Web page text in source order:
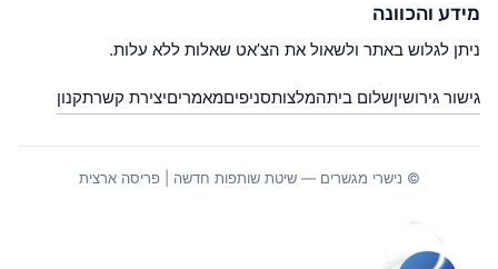
מידע והכוונה
ניתן לגלוש באתר ולשאול את הצ’אט שאלות ללא עלות.
גישור גירושיןשלום ביתהמלצותסניפיםמאמריםיצירת קשרתקנון
© נישרי מגשרים — שיטת שותפות חדשה | פריסה ארצית